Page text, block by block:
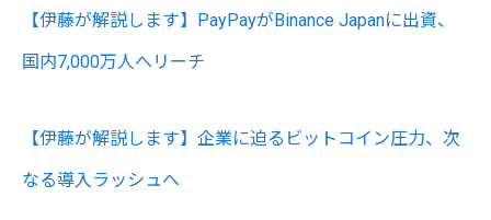
【伊藤が解説します】PayPayがBinance Japanに出資、
国内7,000万人へリーチ
【伊藤が解説します】企業に迫るビットコイン圧力、次
なる導入ラッシュへ